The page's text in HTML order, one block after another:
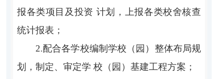
报各类项目及投资 计划，上报各类校舍核查
统计报表；
2.配合各学校编制学校（园）整体布局规
划，制定、审定学 校（园）基建工程方案；